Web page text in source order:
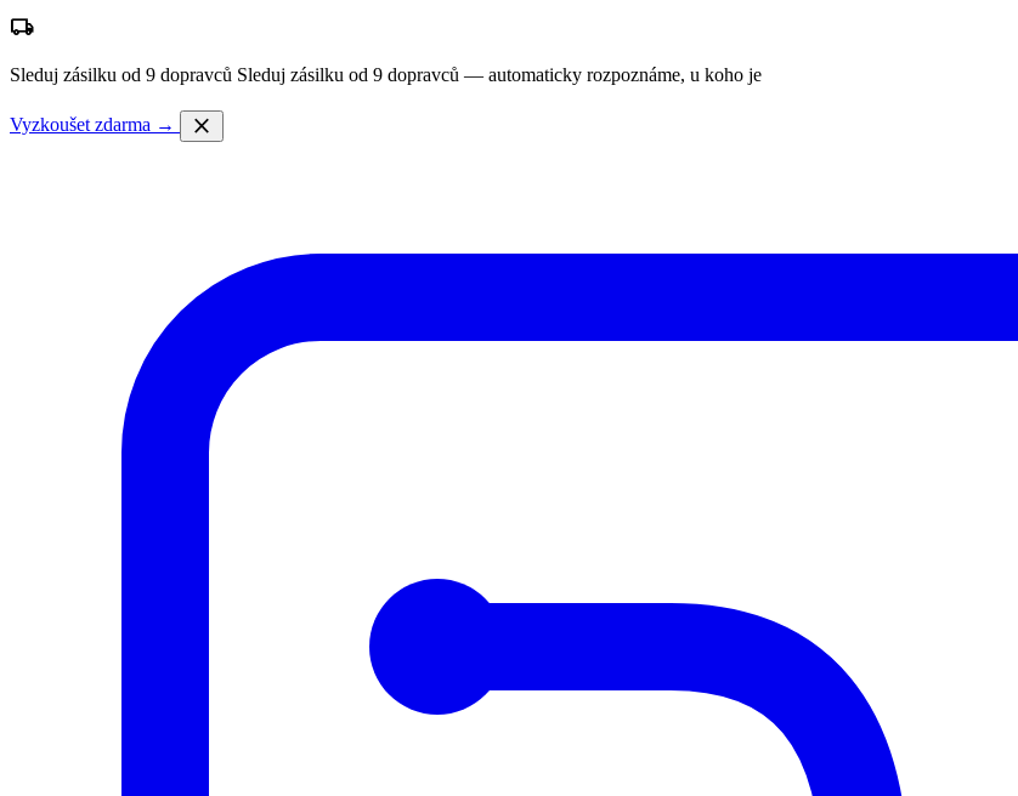
local_shipping
Sleduj zásilku od 9 dopravců Sleduj zásilku od 9 dopravců — automaticky rozpoznáme, u koho je
Vyzkoušet zdarma → close